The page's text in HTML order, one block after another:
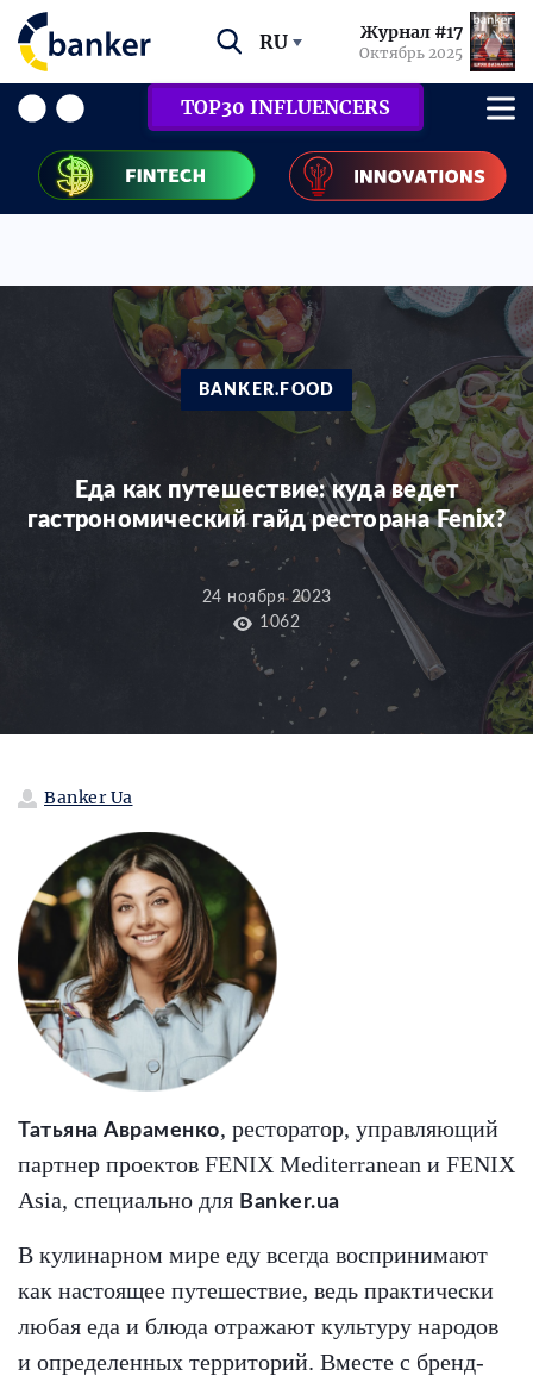
RU Журнал #17
Октябрь 2025
TOP30 INFLUENCERS
BANKER.FOOD
Еда как путешествие: куда ведет
гастрономический гайд ресторана Fenix?
24 ноября 2023
1062
Banker Ua
Татьяна Авраменко, ресторатор, управляющий
партнер проектов FENIX Mediterranean и FENIX
Asia, специально для Banker.ua
В кулинарном мире еду всегда воспринимают
как настоящее путешествие, ведь практически
любая еда и блюда отражают культуру народов
и определенных территорий. Вместе с бренд-